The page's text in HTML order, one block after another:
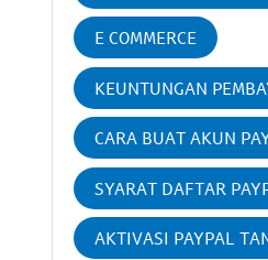
E COMMERCE
KEUNTUNGAN
CARA BUAT AKUN
SYARAT DAFTAR
AKTIVASI PAYPAL